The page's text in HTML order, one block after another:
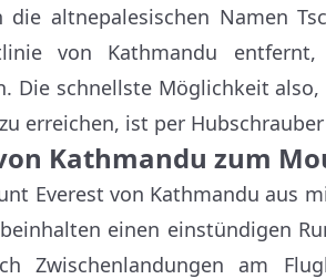
altnepalesischen Namen
von Kathmandu
Die schnellste Möglichkeit
erreichen, ist per
Kathmandu zum
Everest von Kathmandu aus
einen einstündigen
Zwischenlandungen am